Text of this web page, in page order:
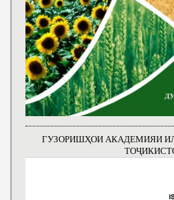
ГУЗОРИШҲОИ АКАДЕМИЯИ